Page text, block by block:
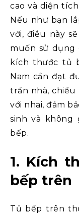
cao và diện
Nếu như bạn
với, điều này
muốn sử dụng
kích thước tủ
Nam cần đạt
trần nhà, chiều
với nhai, đảm
sinh và không
bếp.
1. Kích
bếp trên
Tủ bếp trên